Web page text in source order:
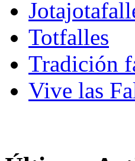
Totfalles
Tradición
Vive las